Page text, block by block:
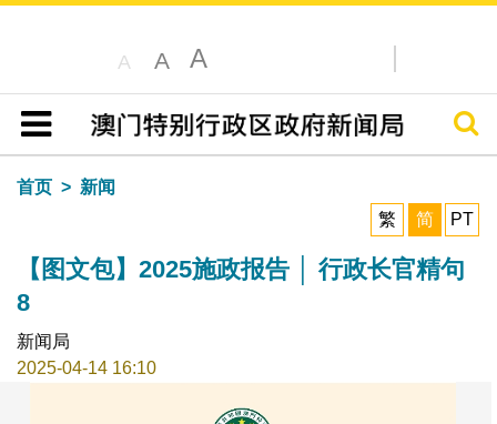
A A A
目录
搜寻
首页
新闻
繁
简 PT
【图文包】2025施政报告 │ 行政长官精句
8
新闻局
2025-04-14 16:10